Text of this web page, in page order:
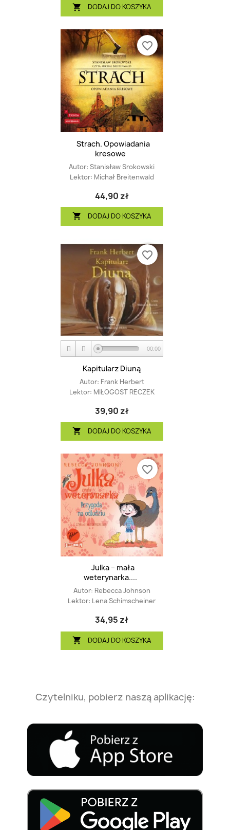
 DODAJ DO KOSZYKA
Strach. Opowiadania
kresowe
Autor: Stanisław Srokowski
Lektor: Michał Breitenwald
44,90 zł
 DODAJ DO KOSZYKA
favorite_border
00:00
Kapitularz Diuną
Autor: Frank Herbert
Lektor: MIŁOGOST RECZEK
39,90 zł
 DODAJ DO KOSZYKA
favorite_border
Julka – mała
weterynarka....
Autor: Rebecca Johnson
Lektor: Lena Schimscheiner
34,95 zł
 DODAJ DO KOSZYKA
favorite_border
Czytelniku, pobierz naszą aplikację: